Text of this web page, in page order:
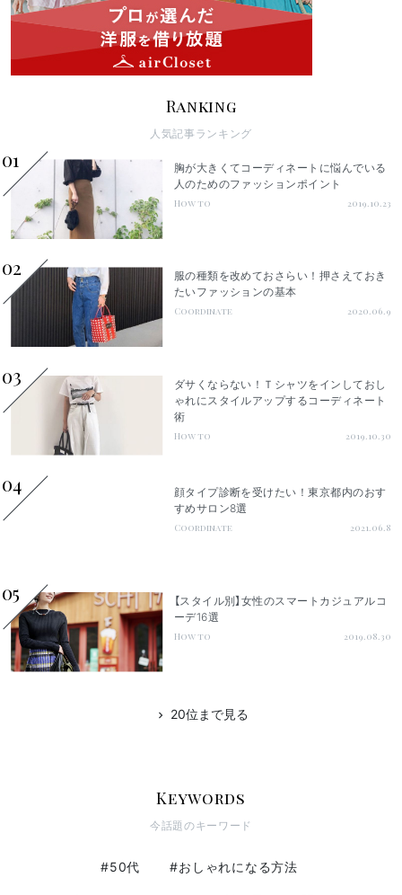
Ranking
人気記事ランキング
01
胸が大きくてコーディネートに悩んでいる
人のためのファッションポイント
How to 2019.10.23
02
服の種類を改めておさらい！押さえておき
たいファッションの基本
Coordinate 2020.06.9
03
ダサくならない！Ｔシャツをインしておし
ゃれにスタイルアップするコーディネート
術
How to 2019.10.30
04
顔タイプ診断を受けたい！東京都内のおす
すめサロン8選
Coordinate 2021.06.8
05
【スタイル別】女性のスマートカジュアルコ
ーデ16選
How to 2019.08.30
chevron_right 20位まで見る
Keywords
今話題のキーワード
#50代
#おしゃれになる方法